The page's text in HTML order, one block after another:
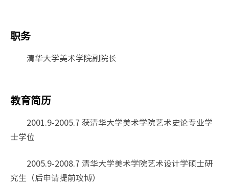
职务
清华大学美术学院副院长
教育简历
2001.9-2005.7 获清华大学美术学院艺术史论专业学
士学位
2005.9-2008.7 清华大学美术学院艺术设计学硕士研
究生（后申请提前攻博）